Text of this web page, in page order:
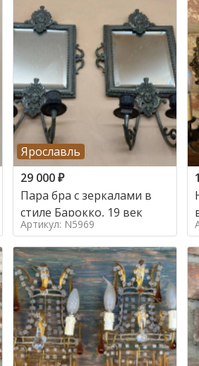
Ярославль
29 000₽
Пара бра с зеркалами в
стиле Барокко, 19 век
Артикул: N5969